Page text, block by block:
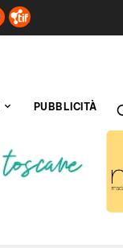
PUBBLICITÀ